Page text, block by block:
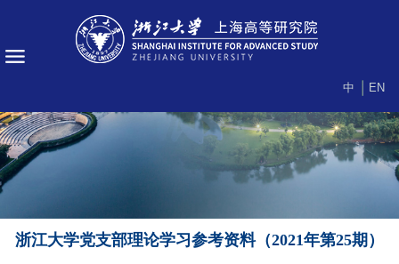
中 EN
浙江大学党支部理论学习参考资料（2021年第25期）